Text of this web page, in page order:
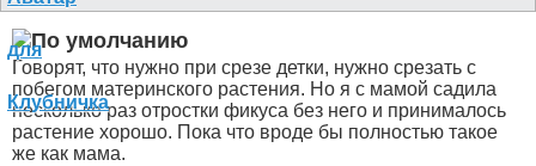
Говорят, что нужно при срезе детки, нужно срезать с
побегом материнского растения. Но я с мамой садила
несколько раз отростки фикуса без него и принималось
растение хорошо. Пока что вроде бы полностью такое
же как мама.